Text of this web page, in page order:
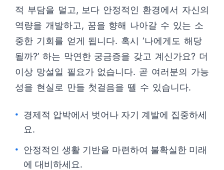
적 부담을 덜고, 보다 안정적인 환경에서 자신의
역량을 개발하고, 꿈을 향해 나아갈 수 있는 소
중한 기회를 얻게 됩니다. 혹시 ‘나에게도 해당
될까?’ 하는 막연한 궁금증을 갖고 계신가요? 더
이상 망설일 필요가 없습니다. 곧 여러분의 가능
성을 현실로 만들 첫걸음을 뗄 수 있습니다.
경제적 압박에서 벗어나 자기 계발에 집중하세
요.
안정적인 생활 기반을 마련하여 불확실한 미래
에 대비하세요.